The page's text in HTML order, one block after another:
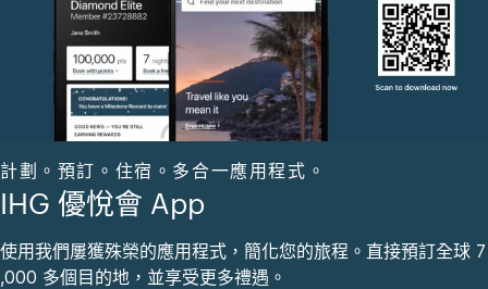
計劃。預訂。住宿。多合一應用程式。
IHG 優悅會 App
使用我們屢獲殊榮的應用程式，簡化您的旅程。直接預訂全球 7
,000 多個目的地，並享受更多禮遇。